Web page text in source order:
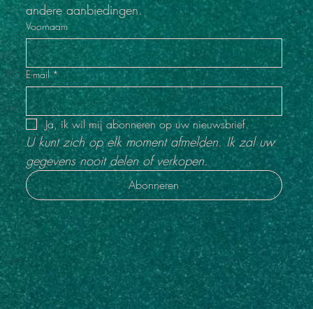
andere aanbiedingen.
Voornaam
E-mail *
Ja, ik wil mij abonneren op uw nieuwsbrief.
U kunt zich op elk moment afmelden. Ik zal uw
gegevens nooit delen of verkopen.
Abonneren